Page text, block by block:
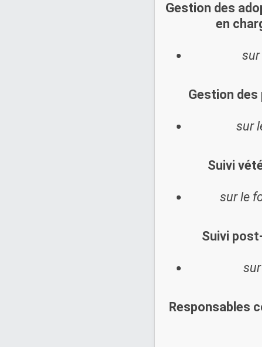
Gestion des
en
sur
Gestion
sur
Suivi
sur le
Suivi
Responsables